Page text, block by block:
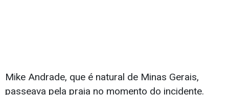
Mike Andrade, que é natural de Minas Gerais,
passeava pela praia no momento do incidente.